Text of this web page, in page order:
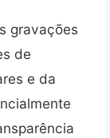
gravações
de
e da